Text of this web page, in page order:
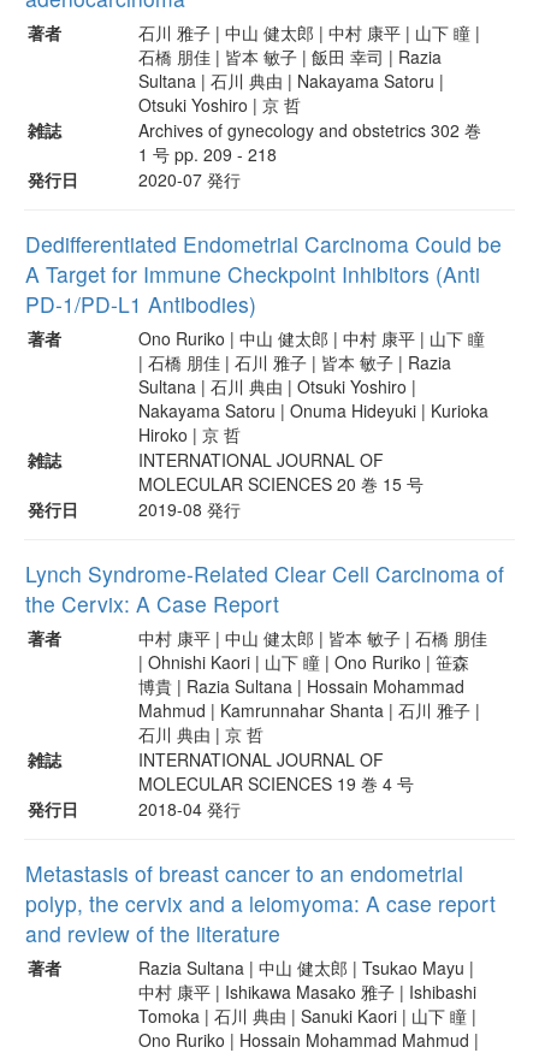
著者
石川 雅子 | 中山 健太郎 | 中村 康平 | 山下 瞳 |
石橋 朋佳 | 皆本 敏子 | 飯田 幸司 | Razia
Sultana | 石川 典由 | Nakayama Satoru |
Otsuki Yoshiro | 京 哲
雑誌
Archives of gynecology and obstetrics 302 巻
1 号 pp. 209 - 218
発行日
2020-07 発行
Dedifferentiated Endometrial Carcinoma Could be
A Target for Immune Checkpoint Inhibitors (Anti
PD-1/PD-L1 Antibodies)
著者
Ono Ruriko | 中山 健太郎 | 中村 康平 | 山下 瞳
| 石橋 朋佳 | 石川 雅子 | 皆本 敏子 | Razia
Sultana | 石川 典由 | Otsuki Yoshiro |
Nakayama Satoru | Onuma Hideyuki | Kurioka
Hiroko | 京 哲
雑誌
INTERNATIONAL JOURNAL OF
MOLECULAR SCIENCES 20 巻 15 号
発行日
2019-08 発行
Lynch Syndrome-Related Clear Cell Carcinoma of
the Cervix: A Case Report
著者
中村 康平 | 中山 健太郎 | 皆本 敏子 | 石橋 朋佳
| Ohnishi Kaori | 山下 瞳 | Ono Ruriko | 笹森
博貴 | Razia Sultana | Hossain Mohammad
Mahmud | Kamrunnahar Shanta | 石川 雅子 |
石川 典由 | 京 哲
雑誌
INTERNATIONAL JOURNAL OF
MOLECULAR SCIENCES 19 巻 4 号
発行日
2018-04 発行
Metastasis of breast cancer to an endometrial
polyp, the cervix and a leiomyoma: A case report
and review of the literature
著者
Razia Sultana | 中山 健太郎 | Tsukao Mayu |
中村 康平 | Ishikawa Masako 雅子 | Ishibashi
Tomoka | 石川 典由 | Sanuki Kaori | 山下 瞳 |
Ono Ruriko | Hossain Mohammad Mahmud |